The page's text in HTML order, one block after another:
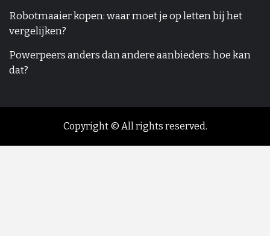
Robotmaaier kopen: waar moet je op letten bij het
vergelijken?
Powerpeers anders dan andere aanbieders: hoe kan
dat?
Copyright © All rights reserved.